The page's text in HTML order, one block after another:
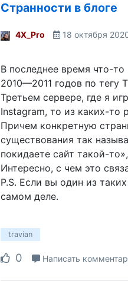
Странности в блоге
4X_Pro 18 октября
В последнее время что-
2010—2011 годов по тегу
Третьем сервере, где я
Instagram, то из каких-то
Причем конкретную
существования так
покидаете сайт такой-
Интересно, с чем это
P.S. Если вы один из
самом деле.
travian
0 Написать